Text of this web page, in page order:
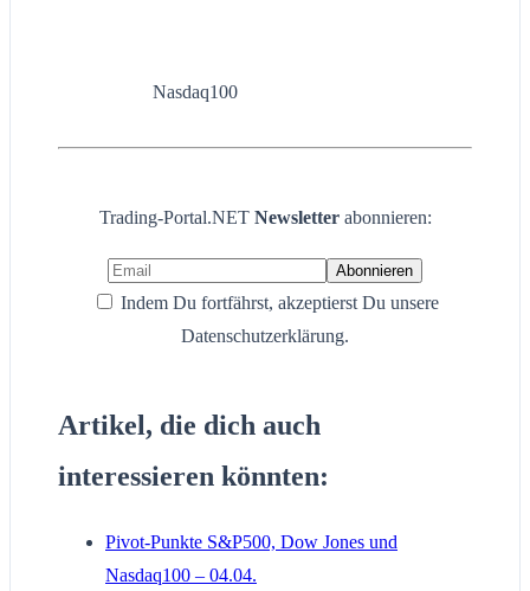
Nasdaq100
Trading-Portal.NET Newsletter abonnieren:
Indem Du fortfährst, akzeptierst Du unsere
Datenschutzerklärung.
Artikel, die dich auch
interessieren könnten:
Pivot-Punkte S&P500, Dow Jones und
Nasdaq100 – 04.04.